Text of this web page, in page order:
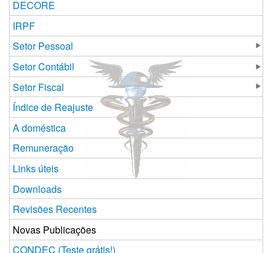
DECORE
IRPF
Setor Pessoal
Setor Contábil
Setor Fiscal
Índice de Reajuste
A doméstica
Remuneração
Links úteis
Downloads
Revisões Recentes
Novas Publicações
CONDEC (Teste grátis!)